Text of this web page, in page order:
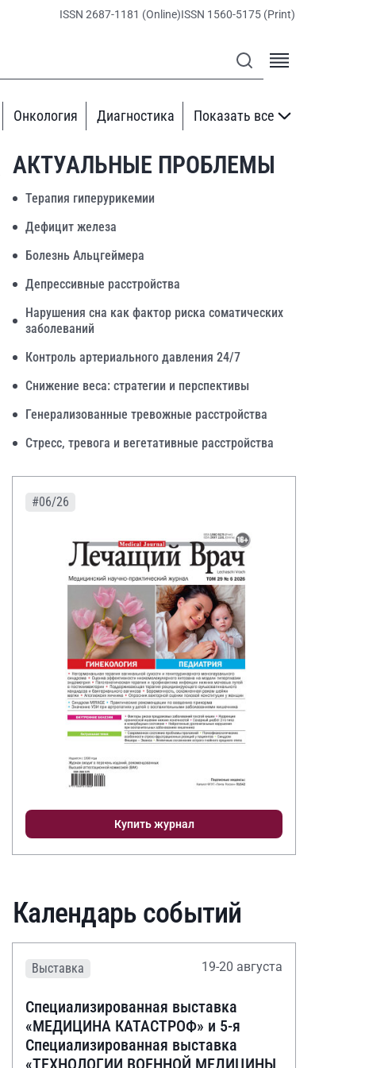
ISSN 2687-1181 (Online)ISSN 1560-5175 (Print)
Онкология Диагностика Показать все
АКТУАЛЬНЫЕ ПРОБЛЕМЫ
Терапия гиперурикемии
Дефицит железа
Болезнь Альцгеймера
Депрессивные расстройства
Нарушения сна как фактор риска соматических
заболеваний
Контроль артериального давления 24/7
Снижение веса: стратегии и перспективы
Генерализованные тревожные расстройства
Стресс, тревога и вегетативные расстройства
#06/26
Купить журнал
Календарь событий
Выставка 19-20 августа
Специализированная выставка
«МЕДИЦИНА КАТАСТРОФ» и 5-я
Специализированная выставка
«ТЕХНОЛОГИИ ВОЕННОЙ МЕДИЦИНЫ